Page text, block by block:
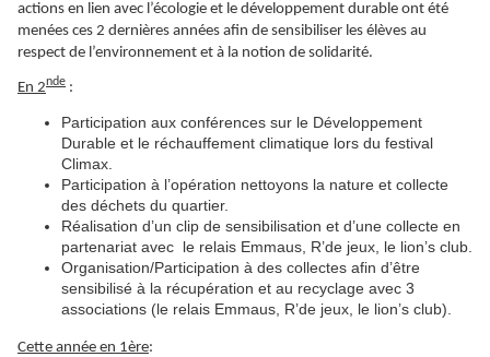
actions en lien avec l’écologie et le développement durable ont été
menées ces 2 dernières années afin de sensibiliser les élèves au
respect de l’environnement et à la notion de solidarité.
En 2nde :
Participation aux conférences sur le Développement
Durable et le réchauffement climatique lors du festival
Climax.
Participation à l’opération nettoyons la nature et collecte
des déchets du quartier.
Réalisation d’un clip de sensibilisation et d’une collecte en
partenariat avec le relais Emmaus, R’de jeux, le lion’s club.
Organisation/Participation à des collectes afin d’être
sensibilisé à la récupération et au recyclage avec 3
associations (le relais Emmaus, R’de jeux, le lion’s club).
Cette année en 1ère: